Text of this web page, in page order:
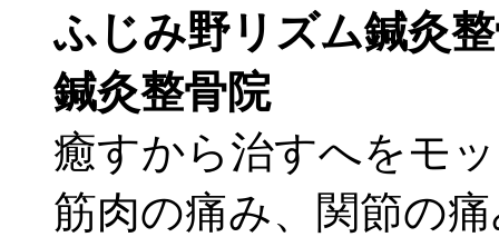
ふじみ野リズム鍼灸
鍼灸整骨院
癒すから治すへをモ
筋肉の痛み、関節の